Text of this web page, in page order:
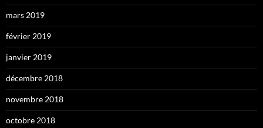
mars 2019
février 2019
janvier 2019
décembre 2018
novembre 2018
octobre 2018